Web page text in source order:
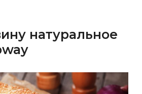
натуральное